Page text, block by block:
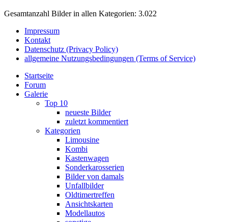
Gesamtanzahl Bilder in allen Kategorien: 3.022
Impressum
Kontakt
Datenschutz (Privacy Policy)
allgemeine Nutzungsbedingungen (Terms of Service)
Startseite
Forum
Galerie
Top 10
neueste Bilder
zuletzt kommentiert
Kategorien
Limousine
Kombi
Kastenwagen
Sonderkarosserien
Bilder von damals
Unfallbilder
Oldtimertreffen
Ansichtskarten
Modellautos